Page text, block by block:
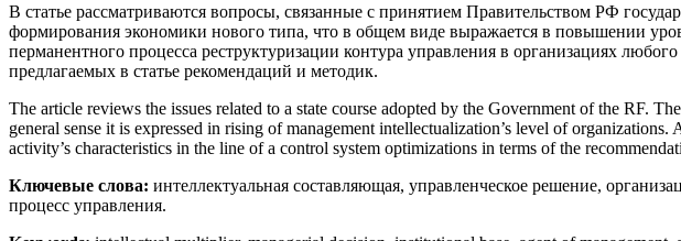
В статье рассматриваются вопросы, связанные с принятием Правительством РФ
формирования экономики нового типа, что в общем виде выражается в повышении
перманентного процесса реструктуризации контура управления в организациях
предлагаемых в статье рекомендаций и методик.
The article reviews the issues related to a state course adopted by the Government of the RF.
general sense it is expressed in rising of management intellectualization’s level of
activity’s characteristics in the line of a control system optimizations in terms of the
Ключевые слова: интеллектуальная составляющая, управленческое решение,
процесс управления.